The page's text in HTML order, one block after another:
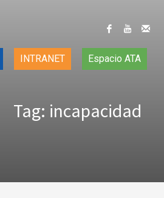
INTRANET Espacio ATA
Tag: incapacidad